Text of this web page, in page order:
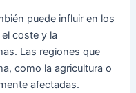
puede influir en los
coste y la
Las regiones que
como la agricultura o
afectadas.